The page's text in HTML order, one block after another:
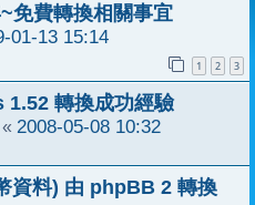
免費轉換相關事宜
01-13 15:14
1 2 3
轉換成功經驗
« 2008-05-08 10:32
資料) 由 phpBB 2 轉換